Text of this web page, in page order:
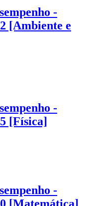
-
[Ambiente e
-
[Física]
-
[Matemática]